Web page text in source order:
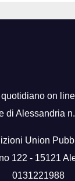
on
di Alessandria
Union
122 - 15121
0131221988